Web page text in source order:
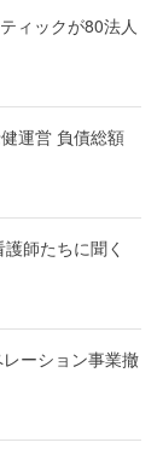
ィックが80法人
運営 負債総額
師たちに聞く
ーション事業撤